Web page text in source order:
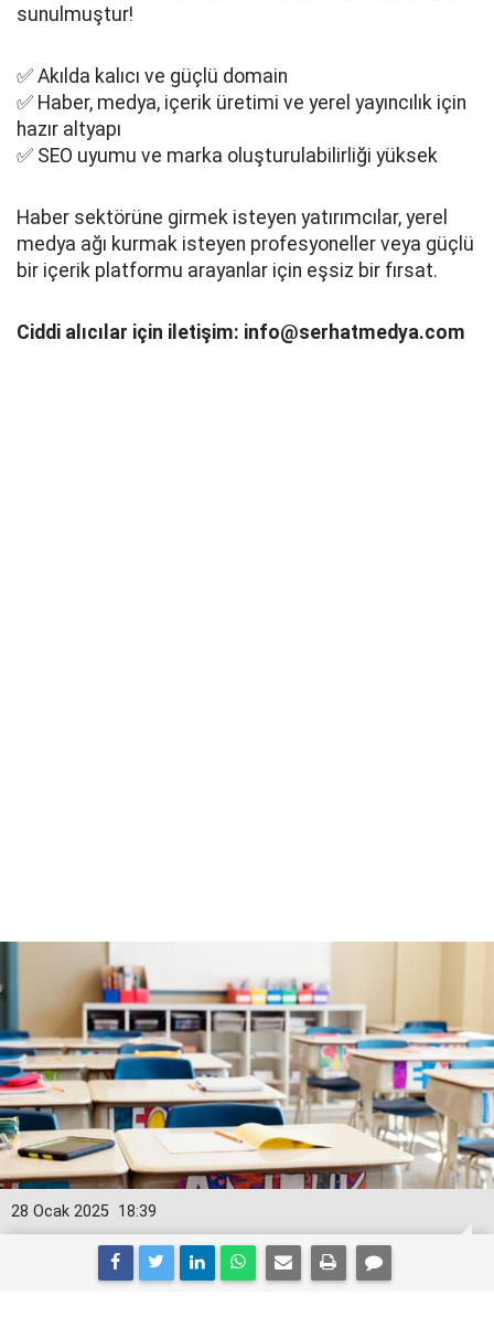
sunulmuştur!
✅ Akılda kalıcı ve güçlü domain
✅ Haber, medya, içerik üretimi ve yerel yayıncılık için
hazır altyapı
✅ SEO uyumu ve marka oluşturulabilirliği yüksek
Haber sektörüne girmek isteyen yatırımcılar, yerel
medya ağı kurmak isteyen profesyoneller veya güçlü
bir içerik platformu arayanlar için eşsiz bir fırsat.
Ciddi alıcılar için iletişim: info@serhatmedya.com
18:39
28 Ocak 2025